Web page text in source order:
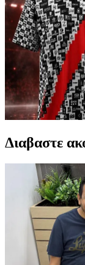
Διαβαστε